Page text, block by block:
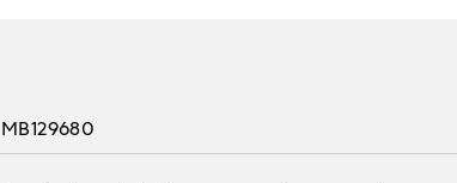
MB129680